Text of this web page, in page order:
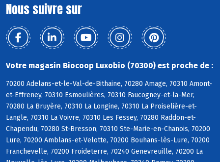
Nous suivre sur
Votre magasin Biocoop Luxobio (70300) est proche de :
70200 Adelans-et-le-Val-de-Bithaine, 70280 Amage, 70310 Amont-
et-Effreney, 70310 Esmoulières, 70310 Faucogney-et-la-Mer,
70280 La Bruyère, 70310 La Longine, 70310 La Proiselière-et-
Langle, 70310 La Voivre, 70310 Les Fessey, 70280 Raddon-et-
Chapendu, 70280 St-Bresson, 70310 Ste-Marie-en-Chanois, 70200
Lure, 70200 Amblans-et-Velotte, 70200 Bouhans-lès-Lure, 70200
Franchevelle, 70200 Froideterre, 70240 Genevreuille, 70200 La